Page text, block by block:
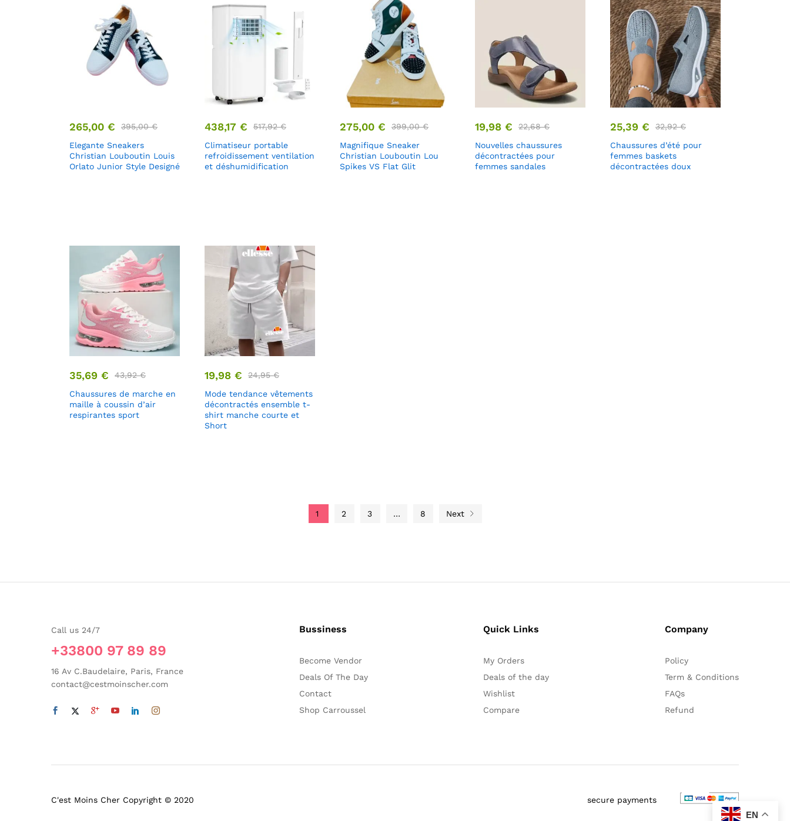
265,00 € 395,00€
Elegante Sneakers
Christian Louboutin Louis
Orlato Junior Style Designé
438,17 € 517,92€
Climatiseur portable
refroidissement ventilation
et déshumidification
275,00 € 399,00€
Magnifique Sneaker
Christian Louboutin Lou
Spikes VS Flat Glit
19,98 € 22,68€
Nouvelles chaussures
décontractées pour
femmes sandales
25,39 € 32,92€
Chaussures d’été pour
femmes baskets
décontractées doux
35,69 € 43,92€
Chaussures de marche en
maille à coussin d’air
respirantes sport
19,98 € 24,95€
Mode tendance vêtements
décontractés ensemble t-
shirt manche courte et
Short
1 2 3 … 8 Next
Call us 24/7
+33800 97 89 89
16 Av C.Baudelaire, Paris, France
contact@cestmoinscher.com
Bussiness
Become Vendor
Deals Of The Day
Contact
Shop Carroussel
Quick Links
My Orders
Deals of the day
Wishlist
Compare
Company
Policy
Term & Conditions
FAQs
Refund
C'est Moins Cher Copyright © 2020 secure payments
EN